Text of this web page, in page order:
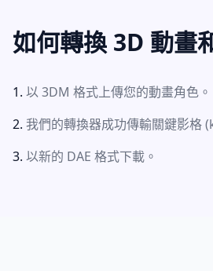
如何轉換 3D 動畫
以 3DM 格式上傳您的動畫角色。
我們的轉換器成功傳輸關鍵影格
以新的 DAE 格式下載。